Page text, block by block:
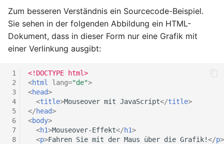
2.7.5 Festplattenverbund
2.8 Selbsttest zu Linux
und figcaption nutzen
4.2.10 SVG-Grafiken
verwenden
4.2.11 Medien einbinden
4.2.12 Tabellen erstellen
4.2.13 Weitere HTML-
Elemente
6.3 Erweiterung der CSS-
Formatierung
Hintergrundformatierung
6.3.2 Schriftformatierung
6.3.3 Absätze und
Ausrichtungen
Zum besseren Verständnis ein Sourcecode-Beispiel.
Sie sehen in der folgenden Abbildung ein HTML-
Dokument, dass in dieser Form nur eine Grafik mit
einer Verlinkung ausgibt:
1
2
3
4
5
6
7
8
<!DOCTYPE html>
<html lang="de">
<head>
<title>Mouseover mit JavaScript</title>
</head>
<body>
<h1>Mouseover-Effekt</h1>
<p>Fahren Sie mit der Maus über die Grafik!</p>